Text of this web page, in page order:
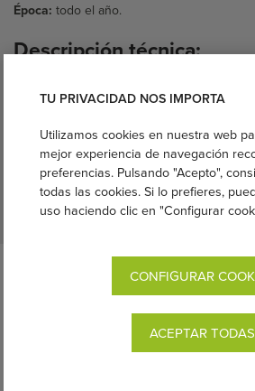
Época: todo el año.
Descripción técnica:
Materiales:aluminio.
Dimensiones:Mediana: 6.35cm, grande:
Fabricante:SlingRing
Lavable:
a mano o a máquina.
Instrucciones de uso:
Descripción completa:
TU PRIVACIDAD NOS IMPORTA
Utilizamos cookies en nuestra web
mejor experiencia de navegación
preferencias. Pulsando "Acepto",
todas las cookies. Si lo prefieres,
uso haciendo clic en "Configurar
CONFIGURAR
ACEPTAR TODAS